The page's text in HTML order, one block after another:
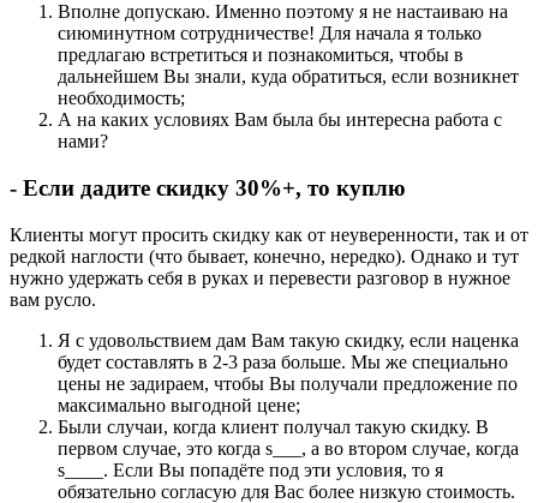
Вполне допускаю. Именно поэтому я не настаиваю на
сиюминутном сотрудничестве! Для начала я только
предлагаю встретиться и познакомиться, чтобы в
дальнейшем Вы знали, куда обратиться, если возникнет
необходимость;
А на каких условиях Вам была бы интересна работа с
нами?
- Если дадите скидку 30%+, то куплю
Клиенты могут просить скидку как от неуверенности, так и от
редкой наглости (что бывает, конечно, нередко). Однако и тут
нужно удержать себя в руках и перевести разговор в нужное
вам русло.
Я с удовольствием дам Вам такую скидку, если наценка
будет составлять в 2-3 раза больше. Мы же специально
цены не задираем, чтобы Вы получали предложение по
максимально выгодной цене;
Были случаи, когда клиент получал такую скидку. В
первом случае, это когда s___, а во втором случае, когда
s____. Если Вы попадёте под эти условия, то я
обязательно согласую для Вас более низкую стоимость.